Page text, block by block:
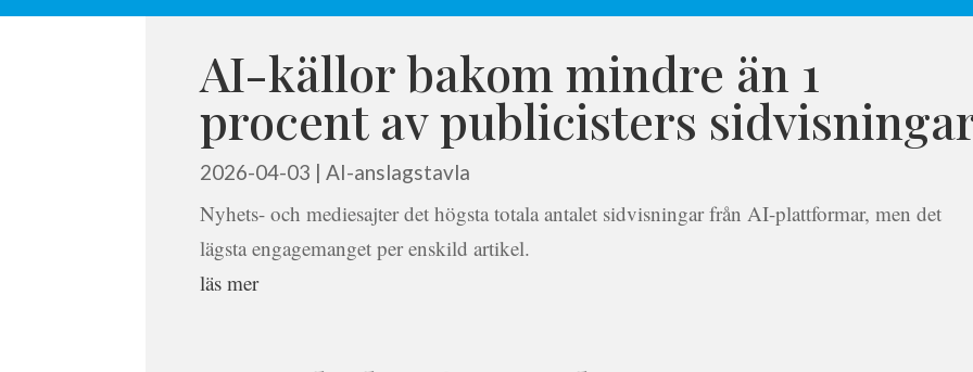
AI-källor bakom mindre än 1
procent av publicisters
2026-04-03 |AI-anslagstavla
Nyhets- och mediesajter det högsta totala antalet sidvisningar från AI-plattformar, men det
lägsta engagemanget per enskild artikel.
läs mer